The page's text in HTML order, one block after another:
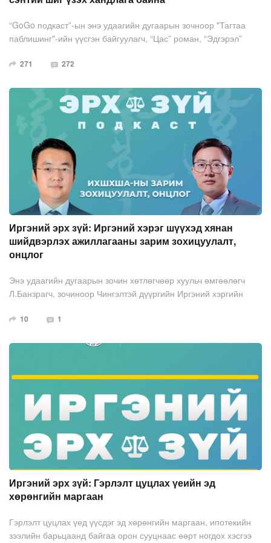
“GoGo подкаст”-ын энэ удаагийн дугаарын зочноор "Тагтаа
паблишинг"-ийн үүсгэн байгуулагч, “Цас” роман, “Эдгэрэл”
Б.Баясгалан оролцож байна.
271 272
Иргэний эрх зүй: Иргэний хэрэг шүүхэд хянан
шийдвэрлэх ажиллагааны зарим зохицуулалт,
онцлог
Энэ удаагийн дугаарын зочин хөтлөгчөөр хуульч өмгөөлөгч
Л.Банзрагч, зочиноор Чингэлтэй дүүргийн Иргэний хэргийн
“Иргэний хэрэг шүүхэд хянан шийдвэрлэх ажиллагааны зарим
хянан шийдвэрлэх тухай хуулийн 38 дугаар зүйлийн 38.9, мөн
хэрэглээ, онцлогын талаар ярилцлаа.
10 1
Иргэний эрх зүй: Гэрлэлт цуцлах үеийн эд
хөрөнгийн маргаан
Гэрлэлт цуцлах үед үүсдэг эд хөрөнгийн маргаан, ипотекийн
зээлийн барьцаанд байгаа орон сууцнаас өөрт ногдох хэсгээ